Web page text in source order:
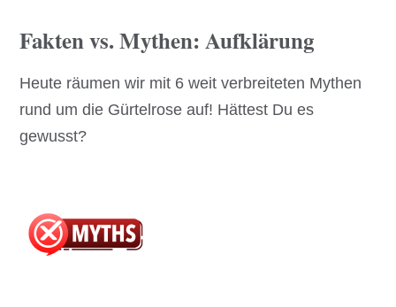
Fakten vs. Mythen: Aufklärung
Heute räumen wir mit 6 weit verbreiteten Mythen
rund um die Gürtelrose auf! Hättest Du es
gewusst?